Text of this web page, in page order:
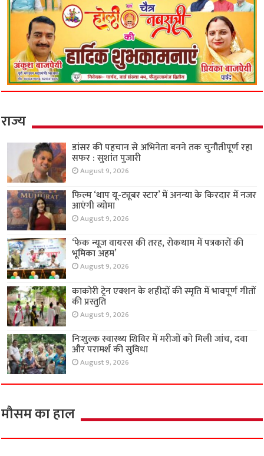
राज्य
डांसर की पहचान से अभिनेता बनने तक चुनौतीपूर्ण रहा
सफर : सुशांत पुजारी
August 9, 2026
फिल्म ‘थाप यू-ट्यूबर स्टार’ में अनन्या के किरदार में नजर
आएंगी व्योमा
August 9, 2026
‘फेक न्यूज वायरस की तरह, रोकथाम में पत्रकारों की
भूमिका अहम’
August 9, 2026
काकोरी ट्रेन एक्शन के शहीदों की स्मृति में भावपूर्ण गीतों
की प्रस्तुति
August 9, 2026
निःशुल्क स्वास्थ्य शिविर में मरीजों को मिली जांच, दवा
और परामर्श की सुविधा
August 9, 2026
मौसम का हाल